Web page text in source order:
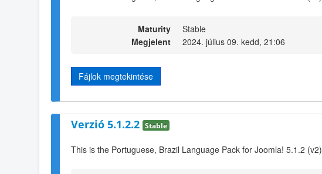
Maturity
Stable
Megjelent
2024. július 09. kedd, 21:06
Fájlok megtekintése
Verzió 5.1.2.2 Stable
This is the Portuguese, Brazil Language Pack for Joomla! 5.1.2 (v2)